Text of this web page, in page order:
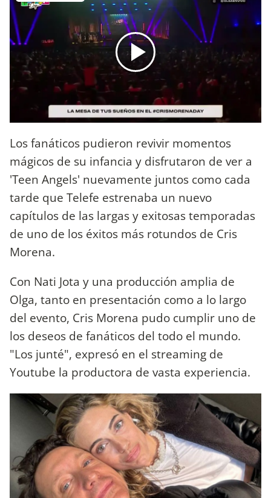
Los fanáticos pudieron revivir momentos
mágicos de su infancia y disfrutaron de ver a
'Teen Angels' nuevamente juntos como cada
tarde que Telefe estrenaba un nuevo
capítulos de las largas y exitosas temporadas
de uno de los éxitos más rotundos de Cris
Morena.
Con Nati Jota y una producción amplia de
Olga, tanto en presentación como a lo largo
del evento, Cris Morena pudo cumplir uno de
los deseos de fanáticos del todo el mundo.
"Los junté", expresó en el streaming de
Youtube la productora de vasta experiencia.